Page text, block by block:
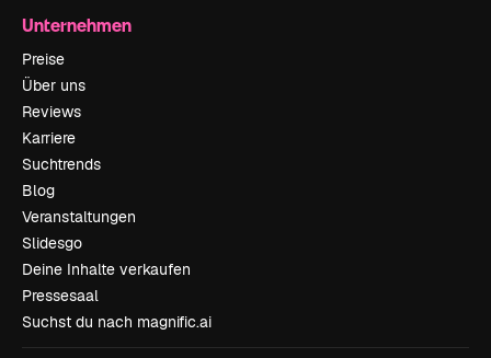
Unternehmen
Preise
Über uns
Reviews
Karriere
Suchtrends
Blog
Veranstaltungen
Slidesgo
Deine Inhalte verkaufen
Pressesaal
Suchst du nach magnific.ai